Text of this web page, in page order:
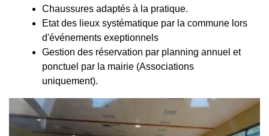
Chaussures adaptés à la pratique.
Etat des lieux systématique par la commune lors
d'événements exeptionnels
Gestion des réservation par planning annuel et
ponctuel par la mairie (Associations
uniquement).